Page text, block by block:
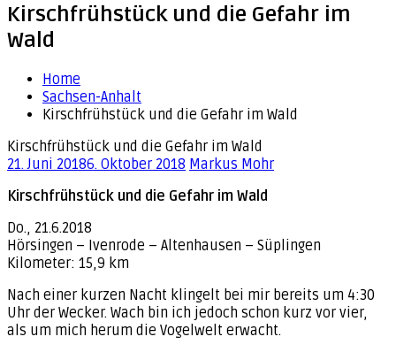
Kirschfrühstück und die Gefahr im
Wald
Home
Sachsen-Anhalt
Kirschfrühstück und die Gefahr im Wald
Kirschfrühstück und die Gefahr im Wald
21. Juni 20186. Oktober 2018 Markus Mohr
Kirschfrühstück und die Gefahr im Wald
Do., 21.6.2018
Hörsingen – Ivenrode – Altenhausen – Süplingen
Kilometer: 15,9 km
Nach einer kurzen Nacht klingelt bei mir bereits um 4:30
Uhr der Wecker. Wach bin ich jedoch schon kurz vor vier,
als um mich herum die Vogelwelt erwacht.